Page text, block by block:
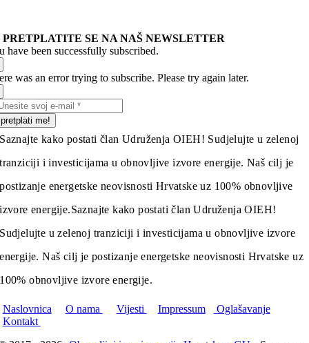
PRETPLATITE SE NA NAŠ NEWSLETTER
have been successfully subscribed.
was an error trying to subscribe. Please try again later.
pretplati me!
Saznajte kako postati član Udruženja OIEH! Sudjelujte u zelenoj
tranziciji i investicijama u obnovljive izvore energije. Naš cilj je
postizanje energetske neovisnosti Hrvatske uz 100% obnovljive
izvore energije.Saznajte kako postati član Udruženja OIEH!
Sudjelujte u zelenoj tranziciji i investicijama u obnovljive izvore
energije. Naš cilj je postizanje energetske neovisnosti Hrvatske uz
100% obnovljive izvore energije.
Naslovnica O nama Vijesti Impressum
Oglašavanje
Kontakt